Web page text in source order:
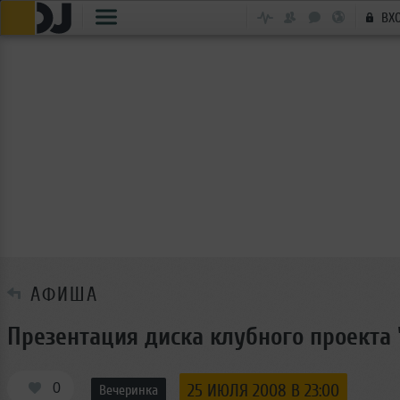
АФИША
Презентация диска клубного
0 Вечеринка 25 ИЮЛЯ 2008 В 23:00